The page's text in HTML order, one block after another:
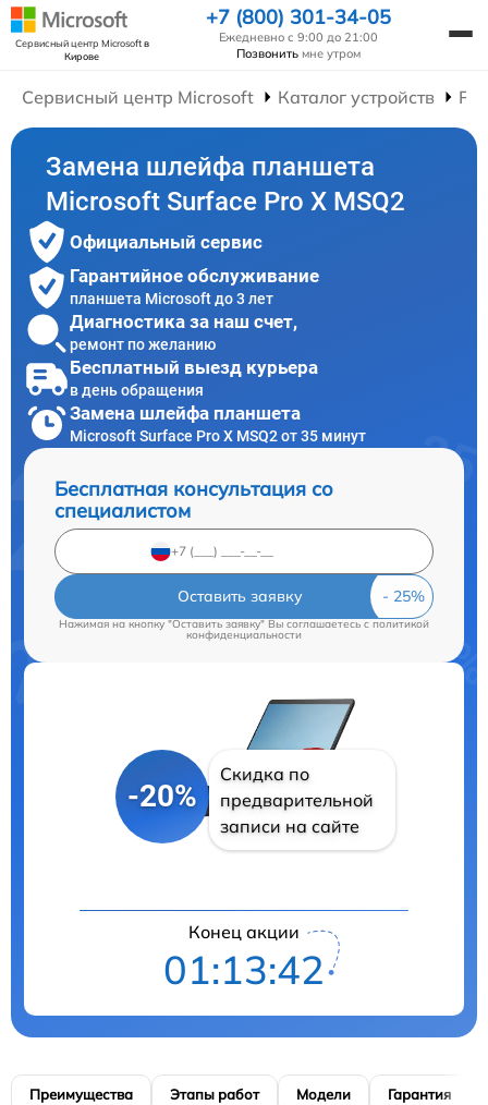
Сервисный центр Microsoftв
Кирове
+7 (800) 301-34-05
Ежедневно с 9:00 до 21:00
Позвонить мне утром
Сервисный центр Microsoft Каталог устройств
Замена шлейфа планшета
Microsoft Surface Pro X MSQ2
Официальный сервис
Гарантийное обслуживание
планшета Microsoft до 3 лет
Диагностика за наш счет,
ремонт по желанию
Бесплатный выезд курьера
в день обращения
Замена шлейфа планшета
Microsoft Surface Pro X MSQ2 от 35 минут
Бесплатная консультация со
специалистом
Оставить заявку
Нажимая на кнопку "Оставить заявку" Вы соглашаетесь cполитикой
конфиденциальности
-20%
Скидка по
предварительной
записи на сайте
Конец акции
01:13:41
Преимущества Этапы работ Модели Гарантия